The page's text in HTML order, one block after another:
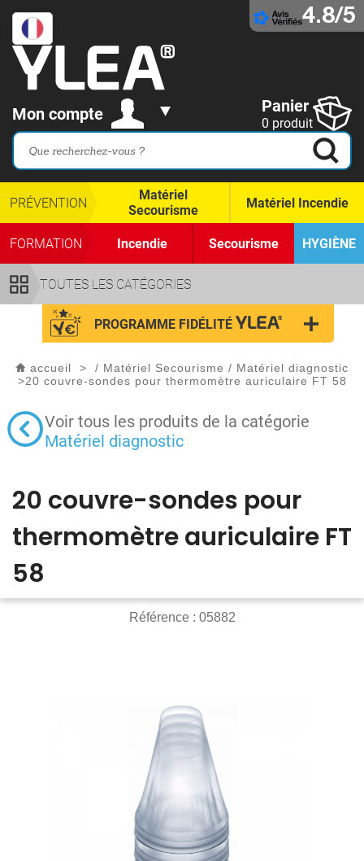
4.8/5
Mon compte Panier
0 produit
TOUTES LES CATÉGORIES
PRÉVENTION
Matériel
Secourisme
Matériel Incendie
FORMATION Incendie Secourisme HYGIÈNE
PROGRAMME FIDÉLITÉ
accueil > / Matériel Secourisme / Matériel diagnostic
>20 couvre-sondes pour thermomètre auriculaire FT 58
Voir tous les produits de la catégorie
Matériel diagnostic
20 couvre-sondes pour
thermomètre auriculaire FT
58
Référence : 05882